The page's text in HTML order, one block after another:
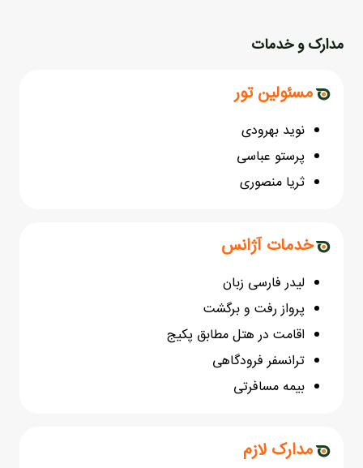
مدارک و خدمات
مسئولین تور
نوید بهرودی
پرستو عباسی
ثریا منصوری
خدمات آژانس
لیدر فارسی زبان
پرواز رفت و برگشت
اقامت در هتل مطابق پکیج
ترانسفر فرودگاهی
بیمه مسافرتی
مدارک لازم